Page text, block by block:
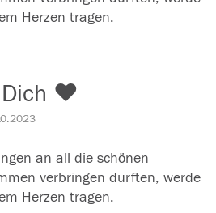
Herzen tragen.
Dich ❤️
an all die schönen
verbringen durften, werde
Herzen tragen.